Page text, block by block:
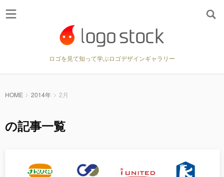
ロゴを見て知って学ぶロゴデザインギャラリー
HOME 2014年 2月
の記事一覧